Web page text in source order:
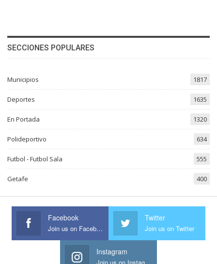
SECCIONES POPULARES
Municipios 1817
Deportes 1635
En Portada 1320
Polideportivo 634
Futbol - Futbol Sala 555
Getafe 400
Facebook
Join us on Facebook
Twitter
Join us on Twitter
Instagram